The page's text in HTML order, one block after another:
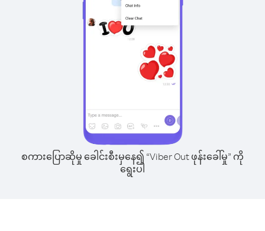
စကားပြောဆိုမှု ခေါင်းစီးမှနေ၍ “Viber Out ဖုန်းခေါ်မှု” ကို
ရွေးပါ